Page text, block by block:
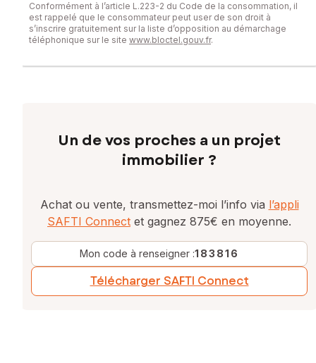
Conformément à l’article L.223-2 du Code de la consommation, il
est rappelé que le consommateur peut user de son droit à
s’inscrire gratuitement sur la liste d’opposition au démarchage
téléphonique sur le site www.bloctel.gouv.fr.
Un de vos proches a un projet
immobilier ?
Achat ou vente, transmettez-moi l’info via l’appli
SAFTI Connect et gagnez 875€ en moyenne.
Mon code à renseigner :183816
Télécharger SAFTI Connect